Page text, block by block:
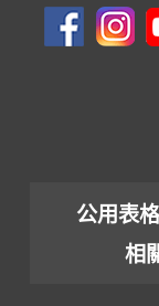
公用表格
相